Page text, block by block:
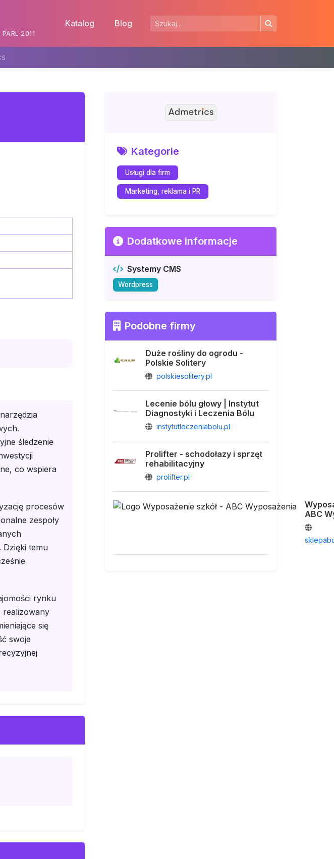
2011
Katalog Blog
śledzenie
co wspiera
procesów
zespoły
temu
rynku
realizowany
się
swoje
Kategorie
Usługi dla firm
Marketing, reklama i PR
Dodatkowe informacje
Systemy CMS
Wordpress
Podobne firmy
Duże rośliny do ogrodu -
Polskie Solitery
polskiesolitery.pl
Lecenie bólu głowy | Instytut
Diagnostyki i Leczenia Bólu
instytutleczeniabolu.pl
Prolifter - schodołazy i sprzęt
rehabilitacyjny
prolifter.pl
ABC